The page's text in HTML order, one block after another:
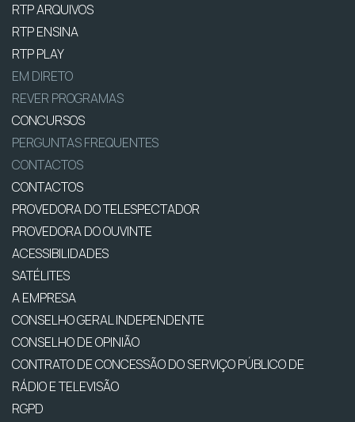
RTP ARQUIVOS
RTP ENSINA
RTP PLAY
EM DIRETO
REVER PROGRAMAS
CONCURSOS
PERGUNTAS FREQUENTES
CONTACTOS
CONTACTOS
PROVEDORA DO TELESPECTADOR
PROVEDORA DO OUVINTE
ACESSIBILIDADES
SATÉLITES
A EMPRESA
CONSELHO GERAL INDEPENDENTE
CONSELHO DE OPINIÃO
CONTRATO DE CONCESSÃO DO SERVIÇO PÚBLICO DE
RÁDIO E TELEVISÃO
RGPD